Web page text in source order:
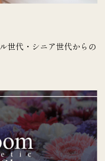
世代・シニア世代からの